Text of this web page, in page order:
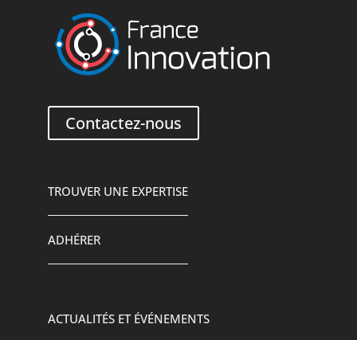
Contactez-nous
TROUVER UNE EXPERTISE
ADHÉRER
ACTUALITÉS ET ÉVÉNEMENTS